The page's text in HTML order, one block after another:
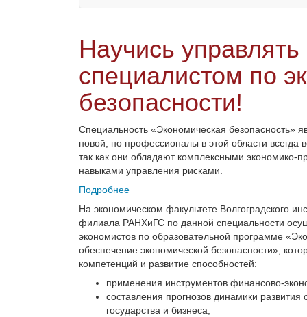
Научись
специалистом по
безопасности!
Специальность «Экономическая безопасность»
новой, но профессионалы в этой области всегда
так как они обладают комплексными экономико-
навыками управления рисками.
Подробнее
На экономическом факультете Волгоградского
филиала РАНХиГС по данной специальности
экономистов по образовательной программе
обеспечение экономической безопасности»,
компетенций и развитие способностей:
применения инструментов финансово-
составления прогнозов динамики
государства и бизнеса,